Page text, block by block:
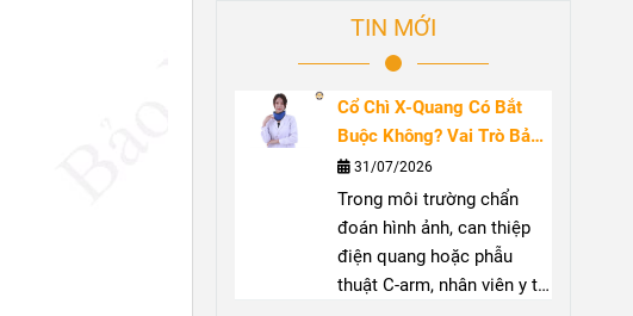
TIN MỚI
Cổ Chì X-Quang Có Bắt
Buộc Không? Vai Trò Bảo
Vệ Tuyến Giáp Trước Bức
Xạ
31/07/2026
Trong môi trường chẩn
đoán hình ảnh, can thiệp
điện quang hoặc phẫu
thuật C-arm, nhân viên y tế